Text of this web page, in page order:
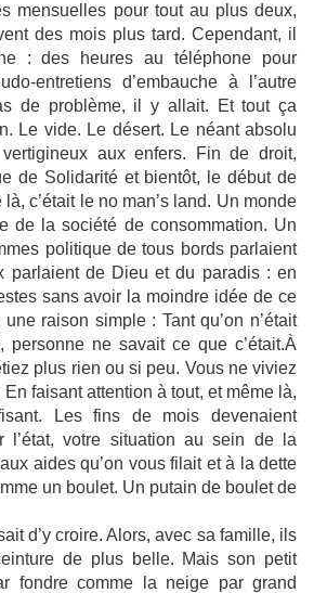
mensuelles pour tout au plus deux,
des mois plus tard. Cependant, il
: des heures au téléphone pour
entretiens d’embauche à l’autre
de problème, il y allait. Et tout ça
Le vide. Le désert. Le néant absolu
aux enfers. Fin de droit,
de Solidarité et bientôt, le début de
là, c’était le no man’s land. Un monde
de la société de consommation. Un
politique de tous bords parlaient
parlaient de Dieu et du paradis : en
sans avoir la moindre idée de ce
raison simple : Tant qu’on n’était
personne ne savait ce que c’était.À
plus rien ou si peu. Vous ne viviez
faisant attention à tout, et même là,
Les fins de mois devenaient
l’état, votre situation au sein de la
aides qu’on vous filait et à la dette
un boulet. Un putain de boulet de
d’y croire. Alors, avec sa famille, ils
de plus belle. Mais son petit
fondre comme la neige par grand